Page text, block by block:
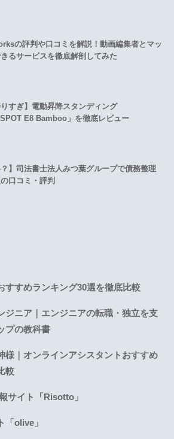
の評判や口コミを解説！動画編集者とマッ
るサービスを徹底解剖してみた
りすぎ】電動昇降スタンディング
E8 Bamboo」を徹底レビュー
？】司法書士法人みつ葉グループで債務整理
口コミ・評判
すすめランキング30選を徹底比較
ジニア｜エンジニアの転職・独立を支
プの教科書
様｜オンラインアシスタントおすすめ
較
サイト「Risotto」
「olive」